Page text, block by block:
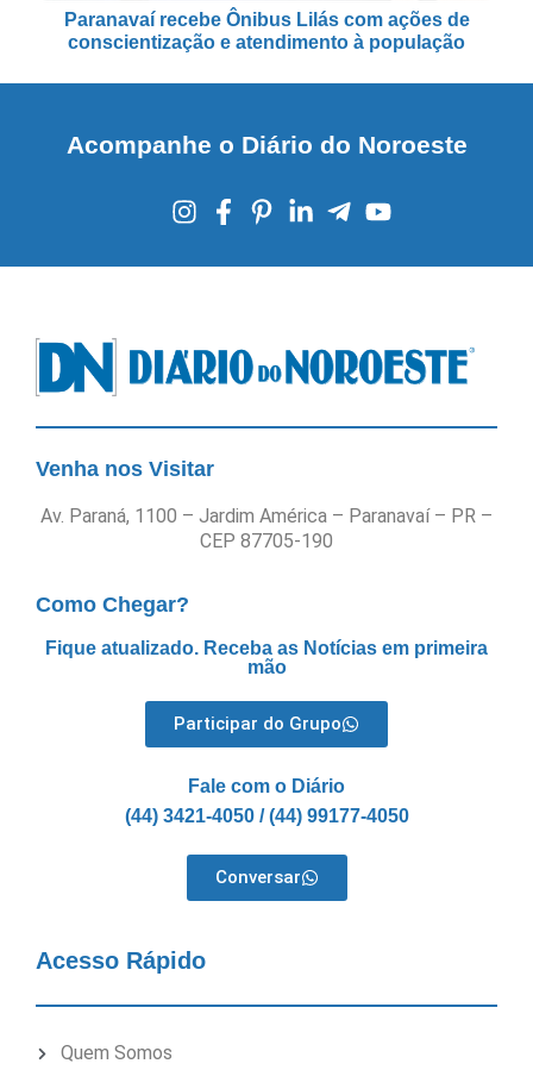
Paranavaí recebe Ônibus Lilás com ações de
conscientização e atendimento à população
Acompanhe o Diário do Noroeste
Venha nos Visitar
Av. Paraná, 1100 – Jardim América – Paranavaí – PR –
CEP 87705-190
Como Chegar?
Fique atualizado. Receba as Notícias em primeira
mão
Participar do Grupo
Fale com o Diário
(44) 3421-4050 / (44) 99177-4050
Conversar
Acesso Rápido
Quem Somos